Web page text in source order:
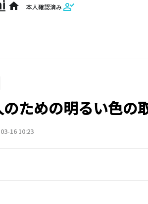
home 本人確認済み
ための明るい色の
16 10:23